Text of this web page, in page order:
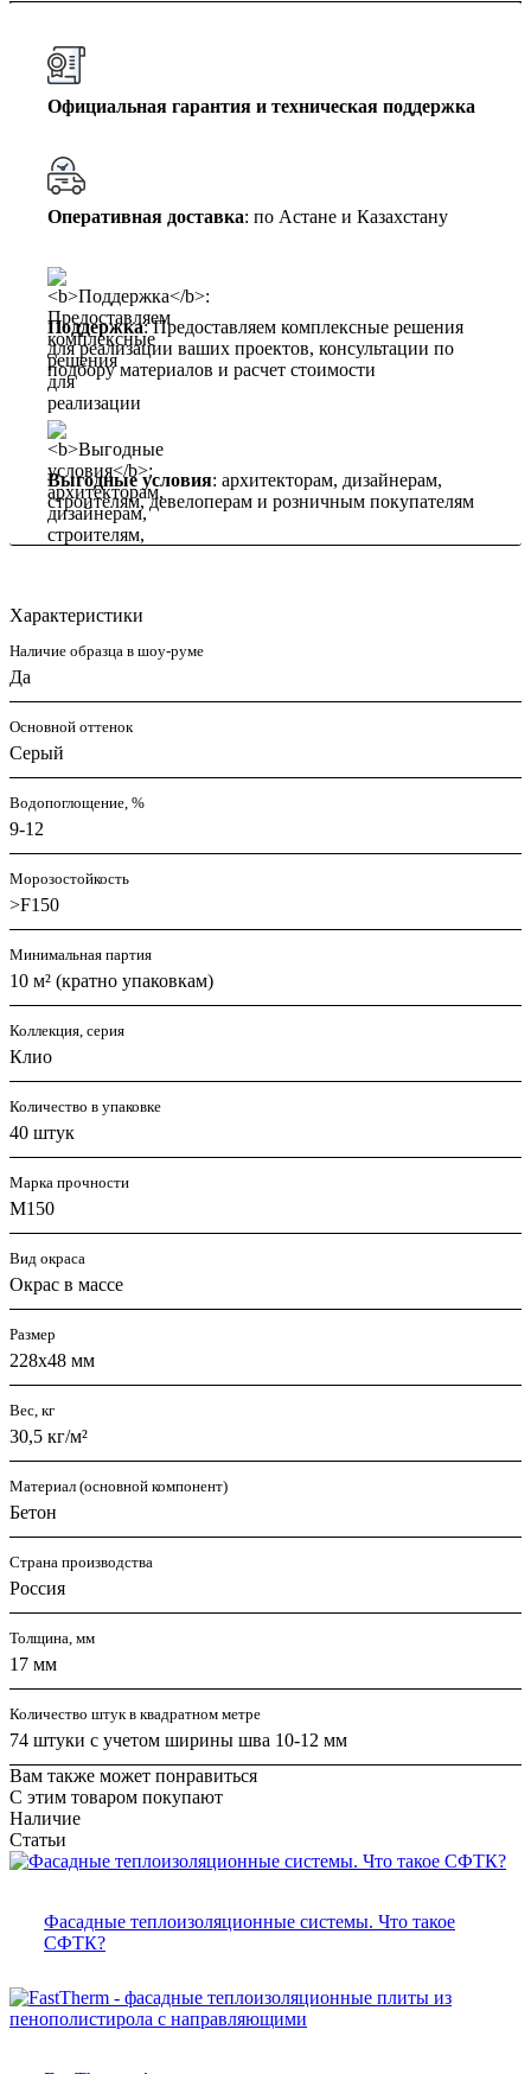
Официальная гарантия и техническая поддержка
Оперативная доставка: по Астане и Казахстану
Поддержка: Предоставляем комплексные решения
для реализации ваших проектов, консультации по
подбору материалов и расчет стоимости
Выгодные условия: архитекторам, дизайнерам,
строителям, девелоперам и розничным покупателям
Характеристики
Наличие образца в шоу-руме
Да
Основной оттенок
Серый
Водопоглощение, %
9-12
Морозостойкость
>F150
Минимальная партия
10 м² (кратно упаковкам)
Коллекция, серия
Клио
Количество в упаковке
40 штук
Марка прочности
М150
Вид окраса
Окрас в массе
Размер
228х48 мм
Вес, кг
30,5 кг/м²
Материал (основной компонент)
Бетон
Страна производства
Россия
Толщина, мм
17 мм
Количество штук в квадратном метре
74 штуки с учетом ширины шва 10-12 мм
Вам также может понравиться
С этим товаром покупают
Наличие
Статьи
Фасадные теплоизоляционные системы. Что такое
СФТК?